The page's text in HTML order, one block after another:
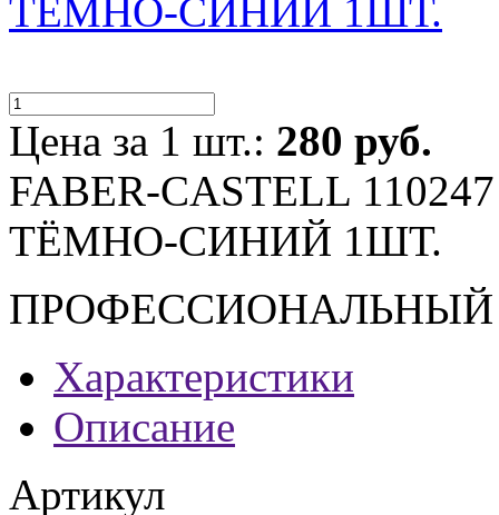
ТЁМНО-СИНИЙ 1ШТ.
Цена за 1 шт.: 280 руб.
FABER-CASTELL
ТЁМНО-СИНИЙ 1ШТ.
Характеристики
Описание
Артикул